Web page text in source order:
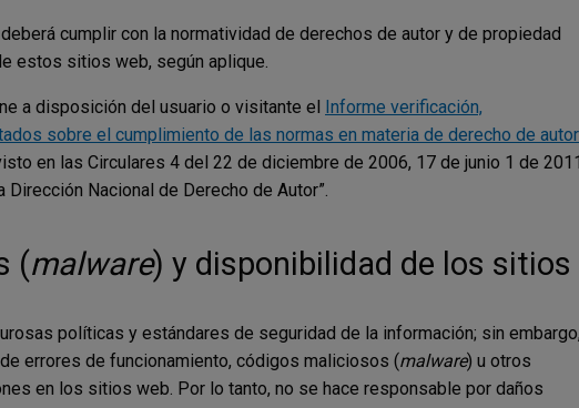
cumplir con la normatividad de derechos de autor y de propiedad
estos sitios web, según aplique.
a disposición del usuario o visitante el Informe verificación,
sobre el cumplimiento de las normas en materia de derecho de autor
en las Circulares 4 del 22 de diciembre de 2006, 17 de junio 1 de
Nacional de Derecho de Autor”.
(malware) y disponibilidad de los sitios
políticas y estándares de seguridad de la información; sin
errores de funcionamiento, códigos maliciosos (malware) u otros
en los sitios web. Por lo tanto, no se hace responsable por daños